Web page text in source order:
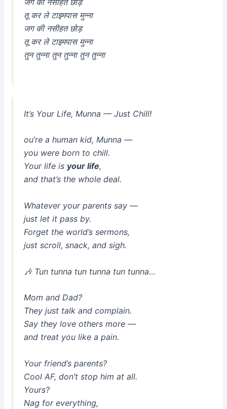
जग की नसीहत छोड़
तू कर ले टाइमपास मुन्ना
जग की नसीहत छोड़
तू कर ले टाइमपास मुन्ना
तुन तुन्ना तुन तुन्ना तुन तुन्ना
It’s Your Life, Munna — Just Chill!
ou’re a human kid, Munna —
you wereborn to chill.
Your life is your life,
and that’s the whole deal.
Whatever your parents say —
just let it pass by.
Forget the world’s sermons,
just scroll, snack, and sigh.
🎶 Tun tunna tun tunna tun tunna…
Mom and Dad?
They just talk and complain.
Say they love others more —
and treat you like a pain.
Your friend’s parents?
Cool AF, don’t stop him at all.
Yours?
Nag for everything,